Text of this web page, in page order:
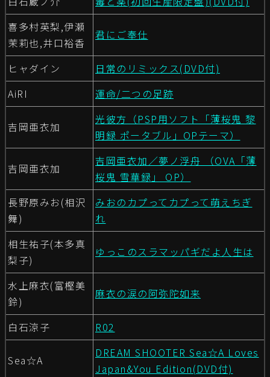
喜多村英梨,伊瀬
茉莉也,井口裕香
君にご奉仕
ヒャダイン
日常のリミックス(DVD付)
AiRI
運命/二つの足跡
吉岡亜衣加
光彼方（PSP用ソフト「薄桜鬼 黎
明録 ポータブル」OPテーマ）
吉岡亜衣加
吉岡亜衣加／夢ノ浮舟 （OVA「薄
桜鬼 雪華録」 OP）
長野原みお(相沢
舞)
みおのカプってカプって萌えちぎ
れ
相生祐子(本多真
梨子)
ゆっこのスラマッパギだよ人生は
水上麻衣(富樫美
鈴)
麻衣の涙の阿弥陀如来
白石涼子 R02
Sea☆A
DREAM SHOOTER Sea☆A Loves
Japan&You Edition(DVD付)